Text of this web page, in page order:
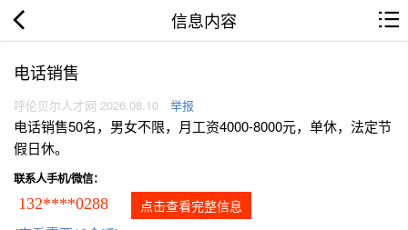
信息内容
电话销售
呼伦贝尔人才网 2026.08.10 举报
电话销售50名，男女不限，月工资4000-8000元，单休，法定节
假日休。
联系人手机/微信：
132****0288 点击查看完整信息